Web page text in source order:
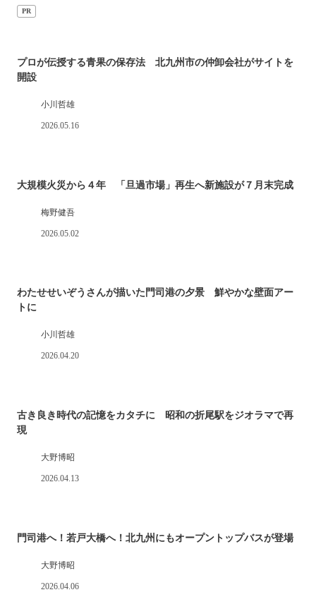
PR
プロが伝授する青果の保存法 北九州市の仲卸会社がサイトを
開設
小川哲雄
2026.05.16
大規模火災から４年 「旦過市場」再生へ新施設が７月末完成
梅野健吾
2026.05.02
わたせせいぞうさんが描いた門司港の夕景 鮮やかな壁面アー
トに
小川哲雄
2026.04.20
古き良き時代の記憶をカタチに 昭和の折尾駅をジオラマで再
現
大野博昭
2026.04.13
門司港へ！若戸大橋へ！北九州にもオープントップバスが登場
大野博昭
2026.04.06